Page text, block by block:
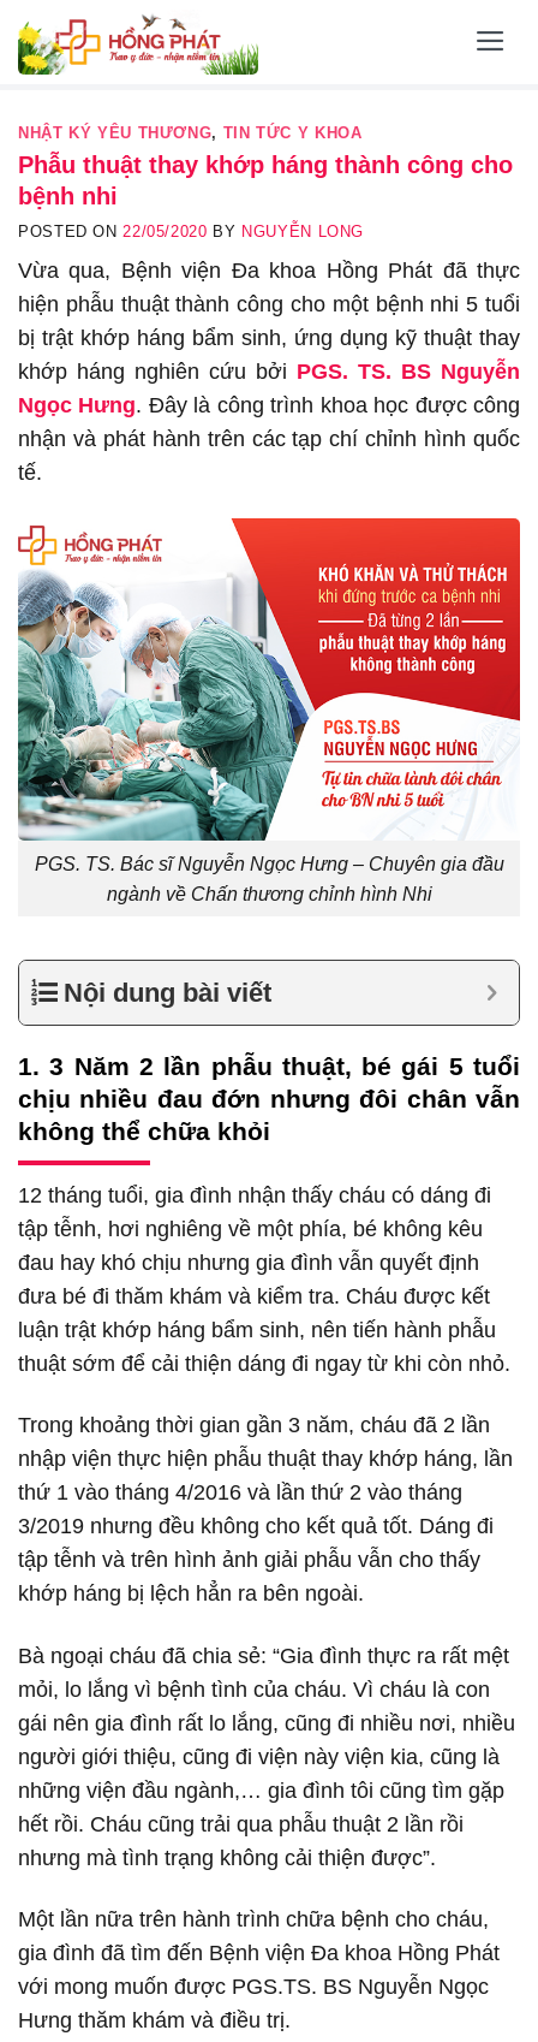
Skip
NHẬT KÝ YÊU THƯƠNG, TIN TỨC Y KHOA
Phẫu thuật thay khớp háng thành công cho
bệnh nhi
POSTED ON22/05/2020 BY NGUYỄN LONG
Vừa qua, Bệnh viện Đa khoa Hồng Phát đã thực
hiện phẫu thuật thành công cho một bệnh nhi 5 tuổi
bị trật khớp háng bẩm sinh, ứng dụng kỹ thuật thay
khớp háng nghiên cứu bởi PGS. TS. BS Nguyễn
Ngọc Hưng. Đây là công trình khoa học được công
nhận và phát hành trên các tạp chí chỉnh hình quốc
tế.
PGS. TS. Bác sĩ Nguyễn Ngọc Hưng – Chuyên gia đầu
ngành về Chấn thương chỉnh hình Nhi
Nội dung bài viết
1. 3 Năm 2 lần phẫu thuật, bé gái 5 tuổi
chịu nhiều đau đớn nhưng đôi chân vẫn
không thể chữa khỏi
12 tháng tuổi, gia đình nhận thấy cháu có dáng đi
tập tễnh, hơi nghiêng về một phía, bé không kêu
đau hay khó chịu nhưng gia đình vẫn quyết định
đưa bé đi thăm khám và kiểm tra. Cháu được kết
luận trật khớp háng bẩm sinh, nên tiến hành phẫu
thuật sớm để cải thiện dáng đi ngay từ khi còn nhỏ.
Trong khoảng thời gian gần 3 năm, cháu đã 2 lần
nhập viện thực hiện phẫu thuật thay khớp háng, lần
thứ 1 vào tháng 4/2016 và lần thứ 2 vào tháng
3/2019 nhưng đều không cho kết quả tốt. Dáng đi
tập tễnh và trên hình ảnh giải phẫu vẫn cho thấy
khớp háng bị lệch hẳn ra bên ngoài.
Bà ngoại cháu đã chia sẻ: “Gia đình thực ra rất mệt
mỏi, lo lắng vì bệnh tình của cháu. Vì cháu là con
gái nên gia đình rất lo lắng, cũng đi nhiều nơi, nhiều
người giới thiệu, cũng đi viện này viện kia, cũng là
những viện đầu ngành,… gia đình tôi cũng tìm gặp
hết rồi. Cháu cũng trải qua phẫu thuật 2 lần rồi
nhưng mà tình trạng không cải thiện được”.
Một lần nữa trên hành trình chữa bệnh cho cháu,
gia đình đã tìm đến Bệnh viện Đa khoa Hồng Phát
với mong muốn được PGS.TS. BS Nguyễn Ngọc
Hưng thăm khám và điều trị.